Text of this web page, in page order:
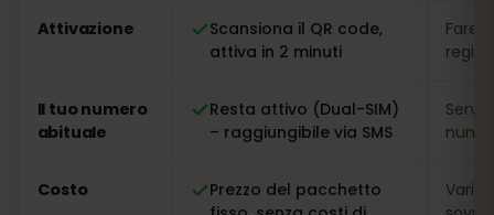
Attivazione
Scansiona il QR code,
attiva in 2 minuti
Fare
Il tuo numero
abituale
Resta attivo (Dual-SIM)
– raggiungibile via SMS
Costo
Prezzo del pacchetto